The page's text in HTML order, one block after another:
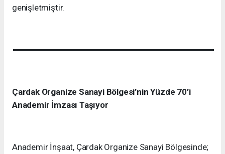
genişletmiştir.
Çardak Organize Sanayi Bölgesi’nin Yüzde 70’i
Anademir İmzası Taşıyor
Anademir İnşaat, Çardak Organize Sanayi Bölgesinde;